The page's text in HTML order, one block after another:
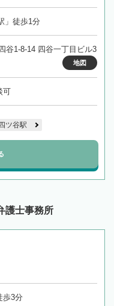
」徒歩1分
谷1-8-14 四谷一丁目ビル3
地図
可
ツ谷駅
護士事務所
歩3分